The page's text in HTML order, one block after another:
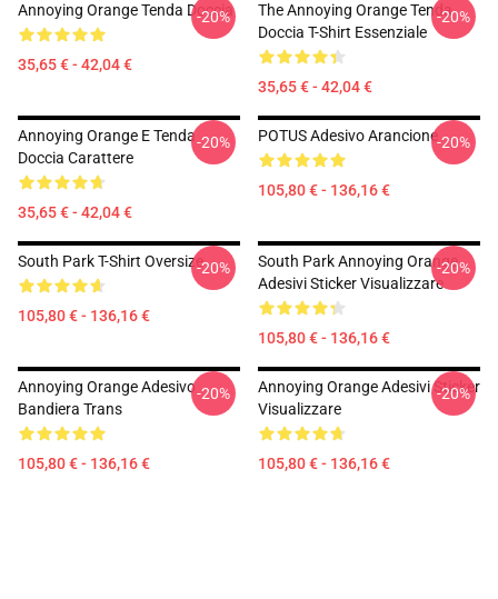
Annoying Orange Tenda Doccia
35,65 € - 42,04 €
-20%
The Annoying Orange Tenda
Doccia T-Shirt Essenziale
35,65 € - 42,04 €
-20%
Annoying Orange E Tenda
Doccia Carattere
35,65 € - 42,04 €
-20% POTUS Adesivo Arancione
105,80 € - 136,16 €
-20%
South Park T-Shirt Oversize
105,80 € - 136,16 €
-20%
South Park Annoying Orange
Adesivi Sticker Visualizzare
105,80 € - 136,16 €
-20%
Annoying Orange Adesivo
Bandiera Trans
105,80 € - 136,16 €
-20%
Annoying Orange Adesivi Sticker
Visualizzare
105,80 € - 136,16 €
-20%